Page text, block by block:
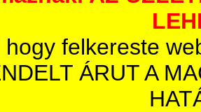
hogy felkereste
ÁRUT A